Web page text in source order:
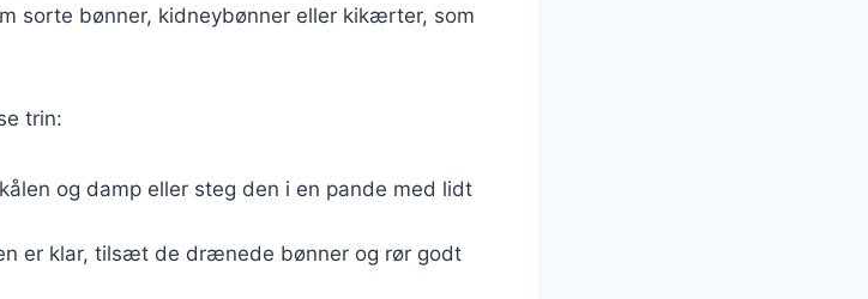
sorte bønner, kidneybønner eller kikærter, som
trin:
og damp eller steg den i en pande med lidt
er klar, tilsæt de drænede bønner og rør godt